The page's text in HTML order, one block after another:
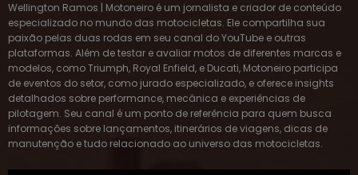
Wellington Ramos | Motoneiro é um jornalista e criador de conteúdo
especializado no mundo das motocicletas. Ele compartilha sua
paixão pelas duas rodas em seu canal do YouTube e outras
plataformas. Além de testar e avaliar motos de diferentes marcas e
modelos, como Triumph, Royal Enfield, e Ducati, Motoneiro participa
de eventos do setor, como jurado especializado, e oferece insights
detalhados sobre performance, mecânica e experiências de
pilotagem. Seu canal é um ponto de referência para quem busca
informações sobre lançamentos, itinerários de viagens, dicas de
manutenção e tudo relacionado ao universo das motocicletas.